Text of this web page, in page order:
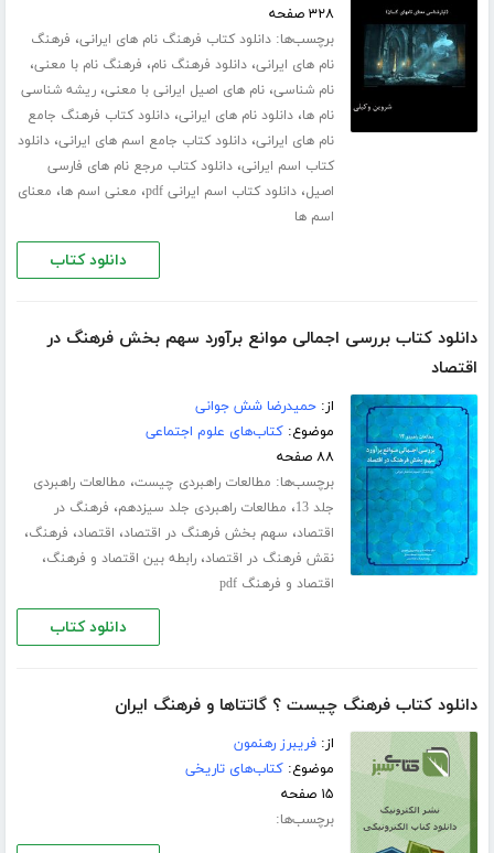
۳۲۸ صفحه
برچسب‌ها:دانلود کتاب فرهنگ نام های ایرانی، فرهنگ
نام های ایرانی،دانلود فرهنگ نام، فرهنگ نام با معنی،
نام شناسی،نام های اصیل ایرانی با معنی،ریشه شناسی
نام ها،دانلود نام های ایرانی،دانلود کتاب فرهنگ جامع
نام های ایرانی،دانلود کتاب جامع اسم های ایرانی،دانلود
کتاب اسم ایرانی،دانلود کتاب مرجع نام های فارسی
اصیل،دانلود کتاب اسم ایرانی pdf ، معنی اسم ها، معنای
اسم ها
دانلود کتاب
دانلود کتاب بررسی اجمالی موانع برآورد سهم بخش فرهنگ در
اقتصاد
از:حمیدرضا شش جوانی
موضوع:کتاب‌های علوم اجتماعی
۸۸ صفحه
برچسب‌ها: مطالعات راهبردی چیست، مطالعات راهبردی
جلد 13
، مطالعات راهبردی جلد سیزدهم، فرهنگ در
اقتصاد، سهم بخش فرهنگ در اقتصاد، اقتصاد، فرهنگ،
نقش فرهنگ در اقتصاد،رابطه بین اقتصاد و فرهنگ،
اقتصاد و فرهنگ pdf
دانلود کتاب
دانلود کتاب فرهنگ چیست ؟ گاتتاها و فرهنگ ایران
از:فریبرز رهنمون
موضوع:کتاب‌های تاریخی
۱۵ صفحه
برچسب‌ها: